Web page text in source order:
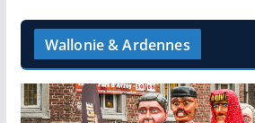
Wallonie & Ardennes